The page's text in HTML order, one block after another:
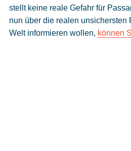
stellt keine reale Gefahr für
nun über die realen unsichersten
Welt informieren wollen, können